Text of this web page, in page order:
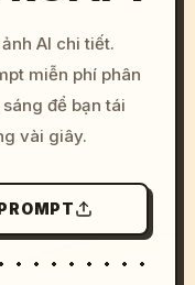
sunset, neon
8k --v 6.0
AI chi tiết.
miễn phí phân
để bạn tái
vài giây.